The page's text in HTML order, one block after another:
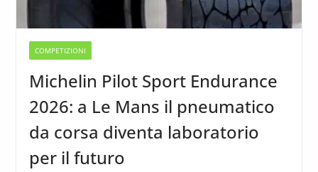
COMPETIZIONI
Michelin Pilot Sport Endurance
2026: a Le Mans il pneumatico
da corsa diventa laboratorio
per il futuro